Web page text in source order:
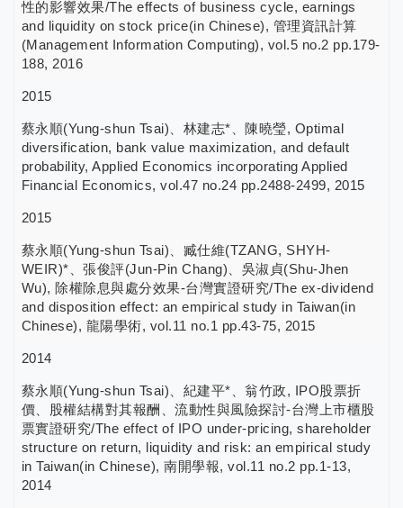
性的影響效果/The effects of business cycle, earnings
and liquidity on stock price(in Chinese), 管理資訊計算
(Management Information Computing), vol.5 no.2 pp.179-
188, 2016
2015
蔡永順(Yung-shun Tsai)、林建志*、陳曉瑩, Optimal
diversification, bank value maximization, and default
probability, Applied Economics incorporating Applied
Financial Economics, vol.47 no.24 pp.2488-2499, 2015
2015
蔡永順(Yung-shun Tsai)、臧仕維(TZANG, SHYH-
WEIR)*、張俊評(Jun-Pin Chang)、吳淑貞(Shu-Jhen
Wu), 除權除息與處分效果-台灣實證研究/The ex-dividend
and disposition effect: an empirical study in Taiwan(in
Chinese), 龍陽學術, vol.11 no.1 pp.43-75, 2015
2014
蔡永順(Yung-shun Tsai)、紀建平*、翁竹政, IPO股票折
價、股權結構對其報酬、流動性與風險探討-台灣上市櫃股
票實證研究/The effect of IPO under-pricing, shareholder
structure on return, liquidity and risk: an empirical study
in Taiwan(in Chinese), 南開學報, vol.11 no.2 pp.1-13,
2014